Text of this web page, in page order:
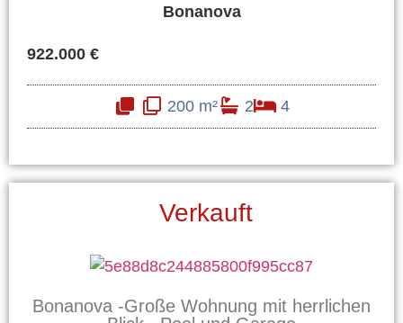
Bonanova
922.000 €
200 m² 2 4
Verkauft
Bonanova -Große Wohnung mit herrlichen